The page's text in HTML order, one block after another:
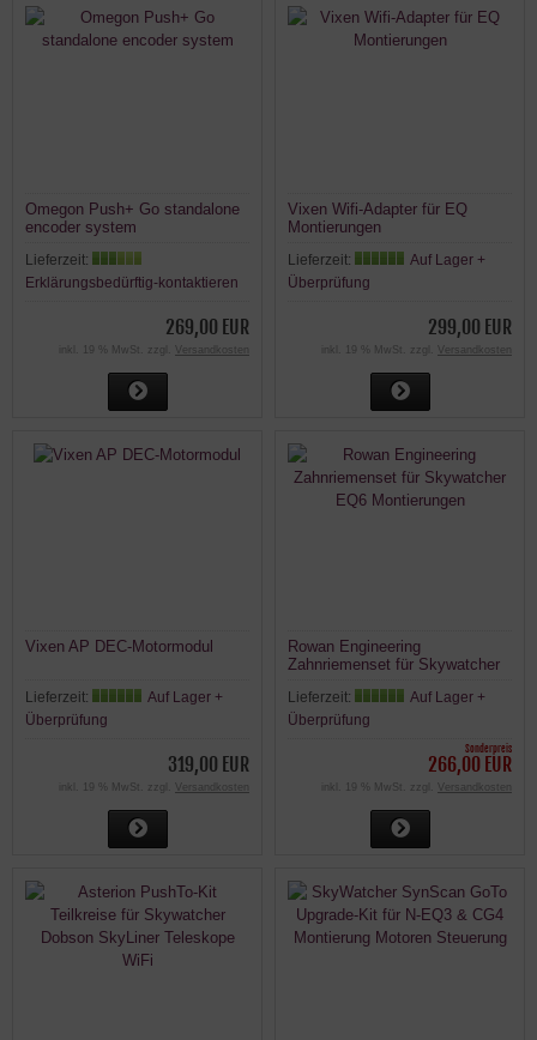
Omegon Push+ Go standalone
encoder system
Lieferzeit:
Erklärungsbedürftig-kontaktieren
269,00 EUR
inkl. 19 % MwSt. zzgl. Versandkosten
Vixen Wifi-Adapter für EQ
Montierungen
Lieferzeit:
Auf Lager +
Überprüfung
299,00 EUR
inkl. 19 % MwSt. zzgl. Versandkosten
Vixen AP DEC-Motormodul
Lieferzeit:
Auf Lager +
Überprüfung
319,00 EUR
inkl. 19 % MwSt. zzgl. Versandkosten
Rowan Engineering
Zahnriemenset für Skywatcher
Lieferzeit:
Auf Lager +
Überprüfung
Sonderpreis
266,00 EUR
inkl. 19 % MwSt. zzgl. Versandkosten